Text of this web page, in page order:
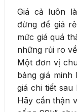
Giá cả luôn
đừng để giá
mức giá quá
những rủi ro
Một đơn vị
bảng giá
giá chi tiết
Hãy cẩn thận